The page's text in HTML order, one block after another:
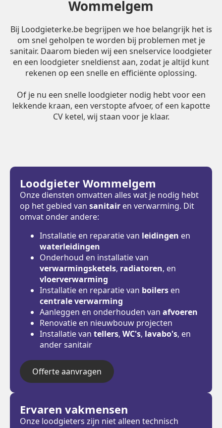
Wommelgem
Bij Loodgieterke.be begrijpen we hoe belangrijk het is
om snel geholpen te worden bij problemen met je
sanitair. Daarom bieden wij een snelservice loodgieter
en een loodgieter sneldienst aan, zodat je altijd kunt
rekenen op een snelle en efficiënte oplossing.
Of je nu een snelle loodgieter nodig hebt voor een
lekkende kraan, een verstopte afvoer, of een kapotte
CV ketel, wij staan voor je klaar.
Loodgieter Wommelgem
Onze diensten omvatten alles wat je nodig hebt
op het gebied van sanitair en verwarming. Dit
omvat onder andere:
Installatie en reparatie van leidingen en
waterleidingen
Onderhoud en installatie van
verwarmingsketels, radiatoren, en
vloerverwarming
Installatie en reparatie van boilers en
centrale verwarming
Aanleggen en onderhouden van afvoeren
Renovatie en nieuwbouw projecten
Installatie van tellers, WC's, lavabo's, en
ander sanitair
Offerte aanvragen
Ervaren vakmensen
Onze loodgieters zijn niet alleen technisch